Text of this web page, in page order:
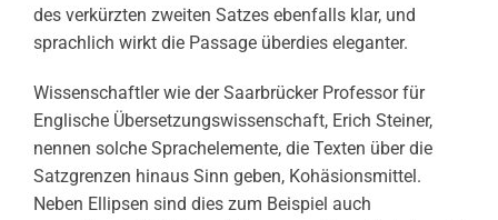
des verkürzten zweiten Satzes ebenfalls klar, und
sprachlich wirkt die Passage überdies eleganter.
Wissenschaftler wie der Saarbrücker Professor für
Englische Übersetzungswissenschaft, Erich Steiner,
nennen solche Sprachelemente, die Texten über die
Satzgrenzen hinaus Sinn geben, Kohäsionsmittel.
Neben Ellipsen sind dies zum Beispiel auch